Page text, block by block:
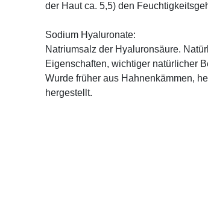
der Haut ca. 5,5) den
Sodium Hyaluronate:
Natriumsalz der Hyaluronsäure.
Eigenschaften, wichtiger natürlicher
Wurde früher aus Hahnenkämmen,
hergestellt.